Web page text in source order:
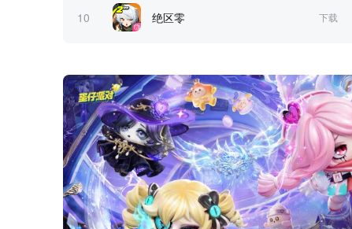
10 绝区零 下载